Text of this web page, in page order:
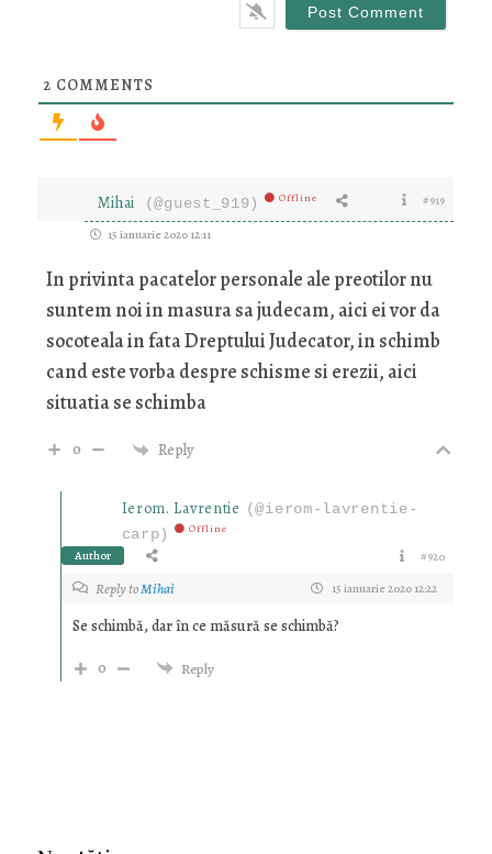
2 COMMENTS
Mihai (@guest_919) Offline #919
15 ianuarie 2020 12:11
In privinta pacatelor personale ale preotilor nu
suntem noi in masura sa judecam, aici ei vor da
socoteala in fata Dreptului Judecator, in schimb
cand este vorba despre schisme si erezii, aici
situatia se schimba
0 Reply
Ierom. Lavrentie (@ierom-lavrentie-
carp)
Offline
Author #920
Reply toMihai 15 ianuarie 2020 12:22
Se schimbă, dar în ce măsură se schimbă?
0
Reply